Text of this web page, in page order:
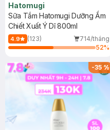
Hatomugi
Sữa Tắm Hatomugi Dưỡng Ẩm
Chiết Xuất Ý Dĩ 800ml
4.9 (123)
714/tháng
52%
-35%